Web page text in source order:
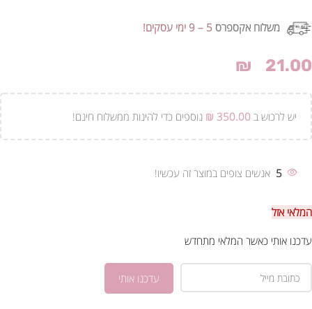
משלוח אקספרס 5 – 9 ימי עסקים!
₪ 21.00
יש לרכוש ב ₪ 350.00 נוספים כדי להינות ממשלוח חינם!
5 אנשים צופים במוצר זה עכשיו!
המלאי אזל
עדכנו אותי כאשר המלאי מתחדש